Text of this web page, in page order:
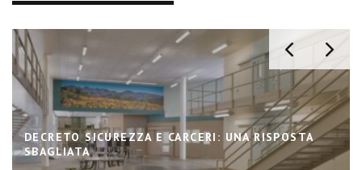
DECRETO SICUREZZA E CARCERI: UNA RISPOSTA
SBAGLIATA